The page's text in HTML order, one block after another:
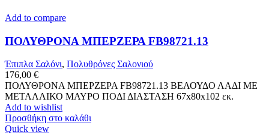
Add to compare
ΠΟΛΥΘΡΟΝΑ ΜΠΕΡΖΕΡΑ FB98721.13
Έπιπλα Σαλόνι, Πολυθρόνες Σαλονιού
176,00 €
ΠΟΛΥΘΡΟΝΑ ΜΠΕΡΖΕΡΑ FB98721.13 ΒΕΛΟΥΔΟ ΛΑΔΙ ΜΕ
ΜΕΤΑΛΛΙΚΟ ΜΑΥΡΟ ΠΟΔΙ ΔΙΑΣΤΑΣΗ 67x80x102 εκ.
Add to wishlist
Προσθήκη στο καλάθι
Quick view